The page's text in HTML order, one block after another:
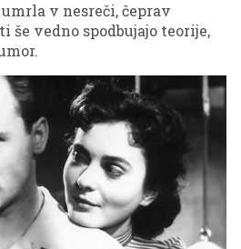
v nesreči, čeprav
še vedno spodbujajo teorije,